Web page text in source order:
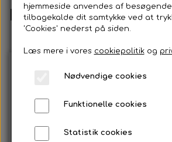
Nøgleblad
hjemmeside anvendes af
tilbagekalde dit samtykke ved at
'Cookies' nederst på siden.
Læs mere i vores cookiepolitikog
Nødvendige cookies
Funktionelle cookies
Statistik cookies